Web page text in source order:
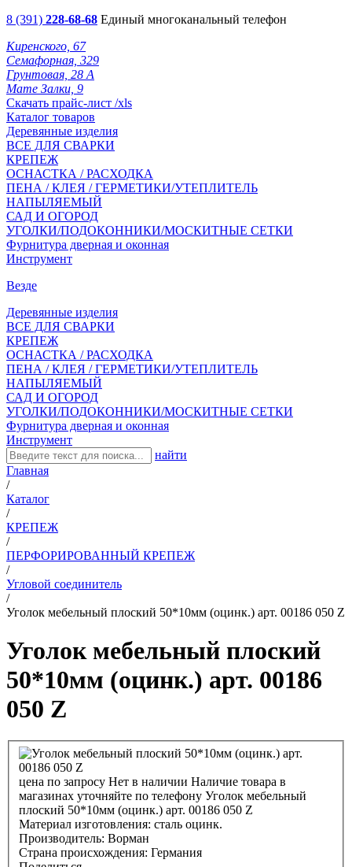
8 (391) 228-68-68 Единый многоканальный телефон
Киренского, 67
Семафорная, 329
Грунтовая, 28 А
Мате Залки, 9
Скачать прайс-лист /xls
Каталог товаров
Деревянные изделия
ВСЕ ДЛЯ СВАРКИ
КРЕПЕЖ
ОСНАСТКА / РАСХОДКА
ПЕНА / КЛЕЯ / ГЕРМЕТИКИ/УТЕПЛИТЕЛЬ
НАПЫЛЯЕМЫЙ
САД И ОГОРОД
УГОЛКИ/ПОДОКОННИКИ/МОСКИТНЫЕ СЕТКИ
Фурнитура дверная и оконная
Инструмент
Везде
Деревянные изделия
ВСЕ ДЛЯ СВАРКИ
КРЕПЕЖ
ОСНАСТКА / РАСХОДКА
ПЕНА / КЛЕЯ / ГЕРМЕТИКИ/УТЕПЛИТЕЛЬ
НАПЫЛЯЕМЫЙ
САД И ОГОРОД
УГОЛКИ/ПОДОКОННИКИ/МОСКИТНЫЕ СЕТКИ
Фурнитура дверная и оконная
Инструмент
найти
Главная
/
Каталог
/
КРЕПЕЖ
/
ПЕРФОРИРОВАННЫЙ КРЕПЕЖ
/
Угловой соединитель
/
Уголок мебельный плоский 50*10мм (оцинк.) арт. 00186 050 Z
Уголок мебельный плоский
50*10мм (оцинк.) арт. 00186
050 Z
цена по запросу Нет в наличии Наличие товара в
магазинах уточняйте по телефону Уголок мебельный
плоский 50*10мм (оцинк.) арт. 00186 050 Z
Материал изготовления: сталь оцинк.
Производитель: Ворман
Страна происхождения: Германия